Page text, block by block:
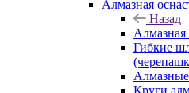
Алмазная
Назад
Алмазная
Гибкие
Круги